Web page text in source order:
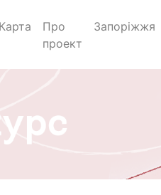
Карта
Про
проект
Запоріжжя